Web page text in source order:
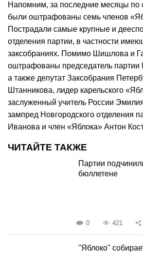
Напомним, за последние месяцы по
были оштрафованы семь членов
Пострадали самые крупные и
отделения партии, в частности
заксобраниях. Помимо Шишлова и
оштрафованы председатель партии
а также депутат Заксобрания
Штанникова, лидер карельского
заслуженный учитель России
зампред Новгородского отделения
Иванова и член «Яблока» Антон
ЧИТАЙТЕ ТАКЖЕ
Партии
бюллетене
0 421
"Яблоко"